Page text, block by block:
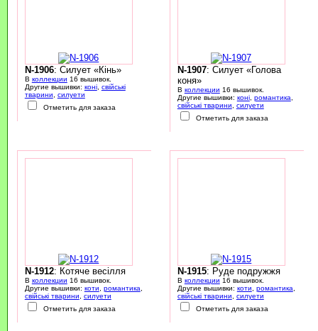
N-1906: Силует «Кінь»
В коллекции 16 вышивок.
Другие вышивки: коні, свійські
тварини
силуети
Отметить для заказа
N-1907: Силует «Голова
коня»
В коллекции 16 вышивок.
Другие вышивки: коні, романтика
свійські тварини
силуети
Отметить для заказа
N-1912: Котяче весілля
В коллекции 16 вышивок.
Другие вышивки: коти романтика
свійські тварини
силуети
Отметить для заказа
N-1915: Руде подружжя
В коллекции 16 вышивок.
Другие вышивки: коти романтика
свійські тварини
силуети
Отметить для заказа